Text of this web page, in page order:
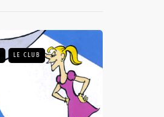
LE CLUB